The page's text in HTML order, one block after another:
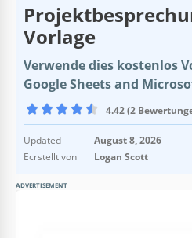
Vorlage
Verwende dies kostenlos
Google Sheets and
4.42 (2
Updated
August 8, 2026
Ecrstellt von
Logan Scott
ADVERTISEMENT